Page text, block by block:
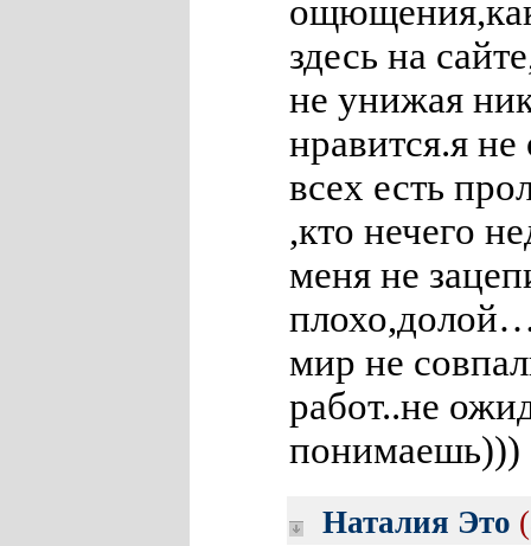
здесь на
не унижая
нравится.я не
всех есть
,кто нечего
меня не
мир не
работ..не
понимаешь)))
Наталия Это